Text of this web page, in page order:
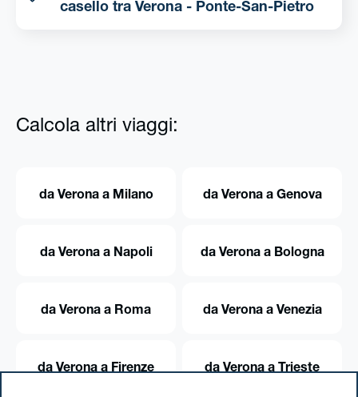
casello tra Verona - Ponte-San-Pietro
Calcola altri viaggi:
da Verona a Milano da Verona a Genova
da Verona a Napoli da Verona a Bologna
da Verona a Roma da Verona a Venezia
da Verona a Firenze da Verona a Trieste